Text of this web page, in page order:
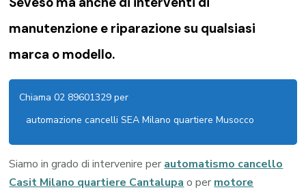
manutenzione e riparazione su qualsiasi
marca o modello.
Chiama 02 89601329 per
automazione cancelli SEA Milano quartiere Musocco
Siamo in grado di intervenire per automatismo cancello
Casit Milano quartiere Cantalupa o per motore